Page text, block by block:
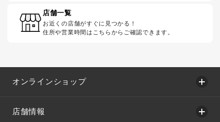
店舗一覧
お近くの店舗がすぐに見つかる！
住所や営業時間はこちらからご確認できます。
オンラインショップ
店舗情報